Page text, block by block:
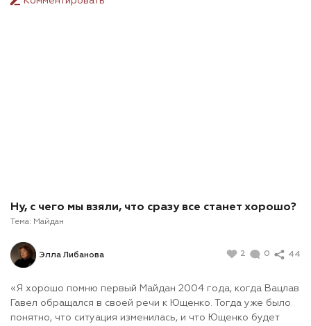
Ну, с чего мы взяли, что сразу все станет хорошо?
Тема: Майдан
Элла Либанова 2 0 44
«Я хорошо помню первый Майдан 2004 года, когда Вацлав
Гавел обращался в своей речи к Ющенко. Тогда уже было
понятно, что ситуация изменилась, и что Ющенко будет